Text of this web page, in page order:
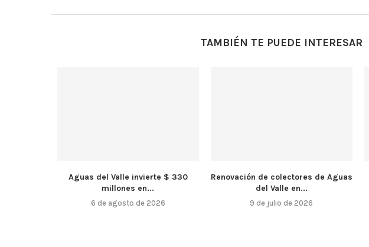
TAMBIÉN TE PUEDE INTERESAR
Aguas del Valle invierte $ 330
millones en...
6 de agosto de 2026
Renovación de colectores de Aguas
del Valle en...
9 de julio de 2026